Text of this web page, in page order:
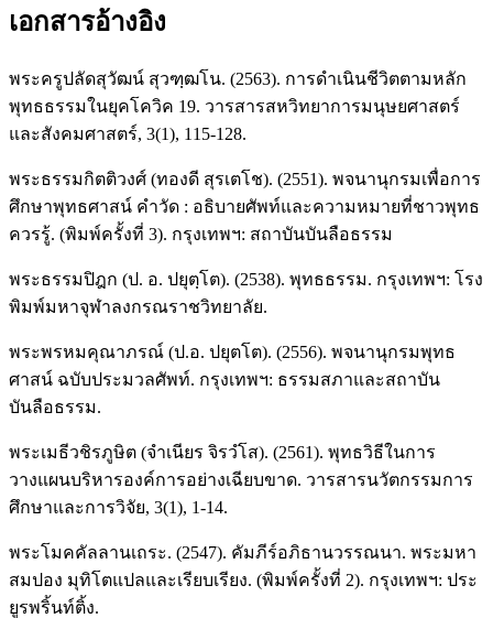
เอกสารอ้างอิง
พระครูปลัดสุวัฒน์ สุวฑฺฒโน. (2563). การดำเนินชีวิตตามหลัก
พุทธธรรมในยุคโควิค 19. วารสารสหวิทยาการมนุษยศาสตร์
และสังคมศาสตร์, 3(1), 115-128.
พระธรรมกิตติวงศ์ (ทองดี สุรเตโช). (2551). พจนานุกรมเพื่อการ
ศึกษาพุทธศาสน์ คำวัด : อธิบายศัพท์และความหมายที่ชาวพุทธ
ควรรู้. (พิมพ์ครั้งที่ 3). กรุงเทพฯ: สถาบันบันลือธรรม
พระธรรมปิฎก (ป. อ. ปยุตฺโต). (2538). พุทธธรรม. กรุงเทพฯ: โรง
พิมพ์มหาจุฬาลงกรณราชวิทยาลัย.
พระพรหมคุณาภรณ์ (ป.อ. ปยุตโต). (2556). พจนานุกรมพุทธ
ศาสน์ ฉบับประมวลศัพท์. กรุงเทพฯ: ธรรมสภาและสถาบัน
บันลือธรรม.
พระเมธีวชิรภูษิต (จำเนียร จิรวํโส). (2561). พุทธวิธีในการ
วางแผนบริหารองค์การอย่างเฉียบขาด. วารสารนวัตกรรมการ
ศึกษาและการวิจัย, 3(1), 1-14.
พระโมคคัลลานเถระ. (2547). คัมภีร์อภิธานวรรณนา. พระมหา
สมปอง มุทิโตแปลและเรียบเรียง. (พิมพ์ครั้งที่ 2). กรุงเทพฯ: ประ
ยูรพริ้นท์ติ้ง.